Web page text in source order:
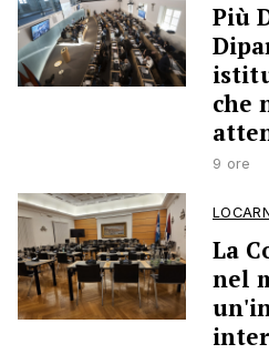
Più
che
9 ore
La
nel